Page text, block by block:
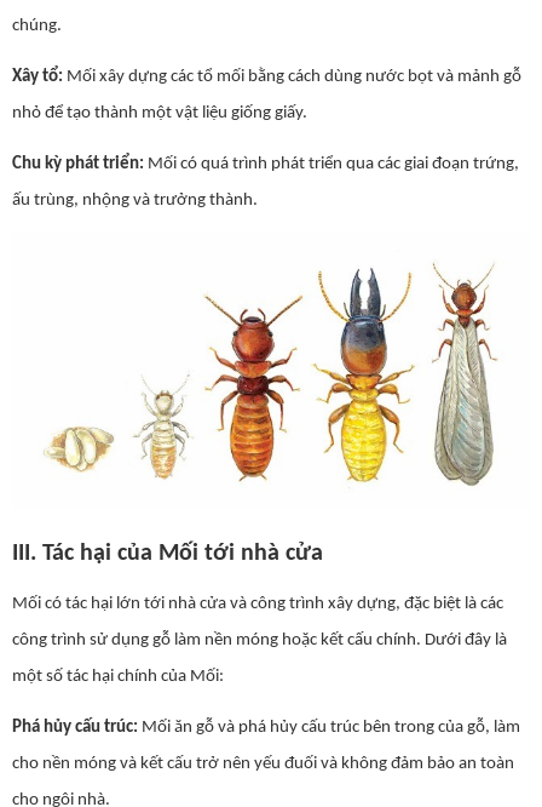
chúng.
Xây tổ: Mối xây dựng các tổ mối bằng cách dùng nước bọt và mảnh gỗ
nhỏ để tạo thành một vật liệu giống giấy.
Chu kỳ phát triển: Mối có quá trình phát triển qua các giai đoạn trứng,
ấu trùng, nhộng và trưởng thành.
III. Tác hại của Mối tới nhà cửa
Mối có tác hại lớn tới nhà cửa và công trình xây dựng, đặc biệt là các
công trình sử dụng gỗ làm nền móng hoặc kết cấu chính. Dưới đây là
một số tác hại chính của Mối:
Phá hủy cấu trúc: Mối ăn gỗ và phá hủy cấu trúc bên trong của gỗ, làm
cho nền móng và kết cấu trở nên yếu đuối và không đảm bảo an toàn
cho ngôi nhà.